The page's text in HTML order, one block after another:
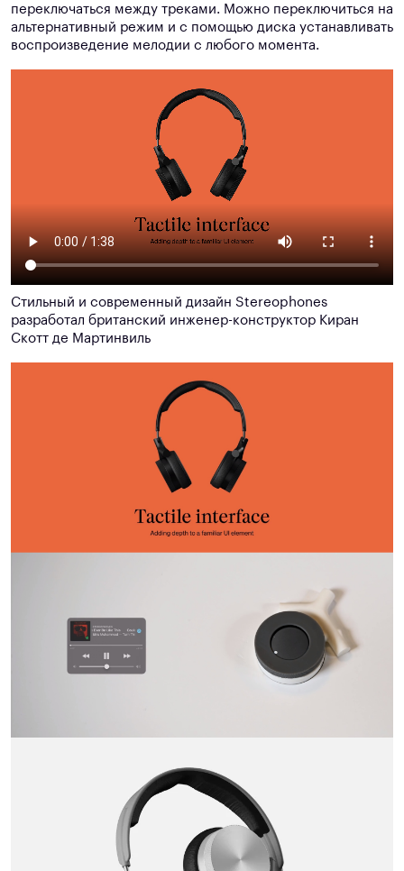
переключаться между треками. Можно переключиться на
альтернативный режим и с помощью диска устанавливать
воспроизведение мелодии с любого момента.
Стильный и современный дизайн Stereophones
разработал британский инженер-конструктор Киран
Скотт де Мартинвиль